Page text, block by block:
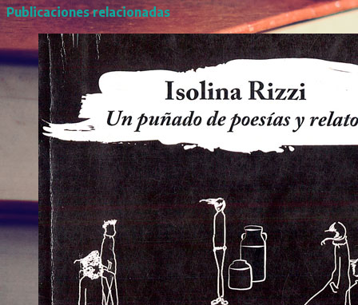
Publicaciones relacionadas